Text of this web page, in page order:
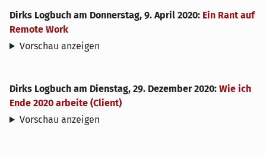
Dirks Logbuch am Donnerstag, 9. April 2020: Ein Rant auf
Remote Work
Vorschau anzeigen
Dirks Logbuch am Dienstag, 29. Dezember 2020: Wie ich
Ende 2020 arbeite (Client)
Vorschau anzeigen